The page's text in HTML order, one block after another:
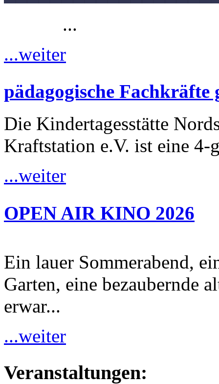
...
...weiter
pädagogische Fachkräfte
Die Kindertagesstätte
Kraftstation e.V. ist eine
...weiter
OPEN AIR KINO 2026
Ein lauer Sommerabend,
Garten, eine bezaubernde
erwar...
...weiter
Veranstaltungen: